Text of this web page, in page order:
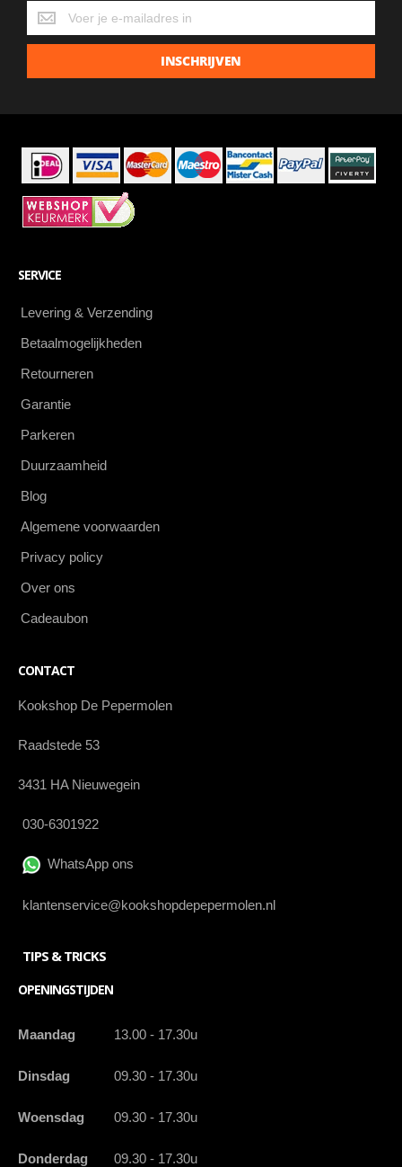
Krijg
de
laatste
INSCHRIJVEN
SERVICE
Levering & Verzending
Betaalmogelijkheden
Retourneren
Garantie
Parkeren
Duurzaamheid
Blog
Algemene voorwaarden
Privacy policy
Over ons
Cadeaubon
CONTACT
Kookshop De Pepermolen
Raadstede 53
3431 HA Nieuwegein
030-6301922
WhatsApp ons
klantenservice@kookshopdepepermolen.nl
TIPS & TRICKS
OPENINGSTIJDEN
Maandag 13.00 - 17.30u
Dinsdag 09.30 - 17.30u
Woensdag 09.30 - 17.30u
Donderdag 09.30 - 17.30u